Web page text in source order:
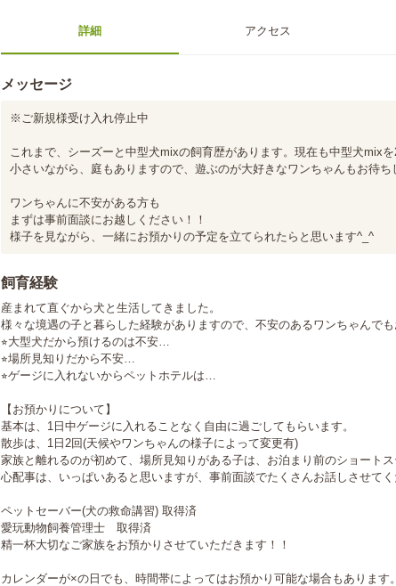
詳細 アクセス
メッセージ
※ご新規様受け入れ停止中
これまで、シーズーと中型犬mixの飼育歴があります。現在も中型犬mixを
小さいながら、庭もありますので、遊ぶのが大好きなワンちゃんもお待ち
ワンちゃんに不安がある方も
まずは事前面談にお越しください！！
様子を見ながら、一緒にお預かりの予定を立てられたらと思います^_^
飼育経験
産まれて直ぐから犬と生活してきました。
様々な境遇の子と暮らした経験がありますので、不安のあるワンちゃんでも
⭐︎大型犬だから預けるのは不安…
⭐︎場所見知りだから不安…
⭐︎ゲージに入れないからペットホテルは…
【お預かりについて】
︎基本は、1日中ゲージに入れることなく自由に過ごしてもらいます。
︎散歩は、1日2回(天候やワンちゃんの様子によって変更有)
家族と離れるのが初めて、場所見知りがある子は、お泊まり前のショートス
心配事は、いっぱいあると思いますが、事前面談でたくさんお話しさせて
ペットセーバー(犬の救命講習) 取得済
愛玩動物飼養管理士　取得済
精一杯大切なご家族をお預かりさせていただきます！！
カレンダーが×の日でも、時間帯によってはお預かり可能な場合もあります。